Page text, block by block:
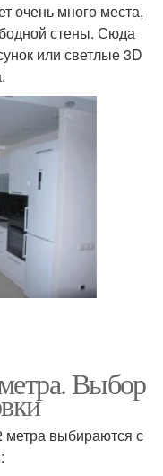
очень много места,
стены. Сюда
или светлые 3D
Выбор
метра выбираются с